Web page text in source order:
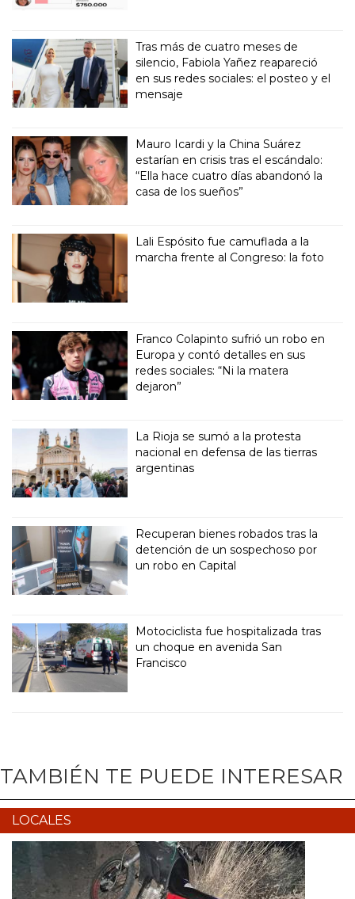
Tras más de cuatro meses de
silencio, Fabiola Yañez reapareció
en sus redes sociales: el posteo y el
mensaje
Mauro Icardi y la China Suárez
estarían en crisis tras el escándalo:
“Ella hace cuatro días abandonó la
casa de los sueños”
Lali Espósito fue camuflada a la
marcha frente al Congreso: la foto
Franco Colapinto sufrió un robo en
Europa y contó detalles en sus
redes sociales: “Ni la matera
dejaron”
La Rioja se sumó a la protesta
nacional en defensa de las tierras
argentinas
Recuperan bienes robados tras la
detención de un sospechoso por
un robo en Capital
Motociclista fue hospitalizada tras
un choque en avenida San
Francisco
TAMBIÉN TE PUEDE INTERESAR
LOCALES